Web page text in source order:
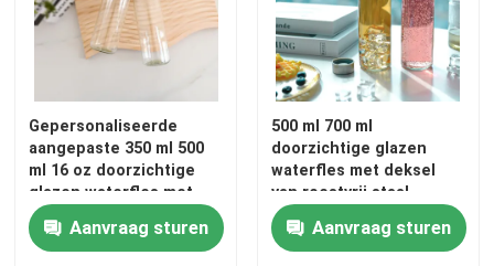
Vraag een offerte aan
glaskruiken
Glasbekers
Gepersonaliseerde
aangepaste 350 ml 500
ml 16 oz doorzichtige
glazen waterfles met
roestvrijstalen deksel
Aanvraag sturen
500 ml 700 ml
doorzichtige glazen
waterfles met deksel
van roestvrij staal
Aanvraag sturen